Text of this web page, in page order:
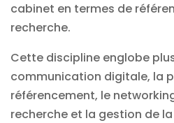
cabinet en termes de
recherche.
Cette discipline englobe
communication digitale, la
référencement, le
recherche et la gestion de